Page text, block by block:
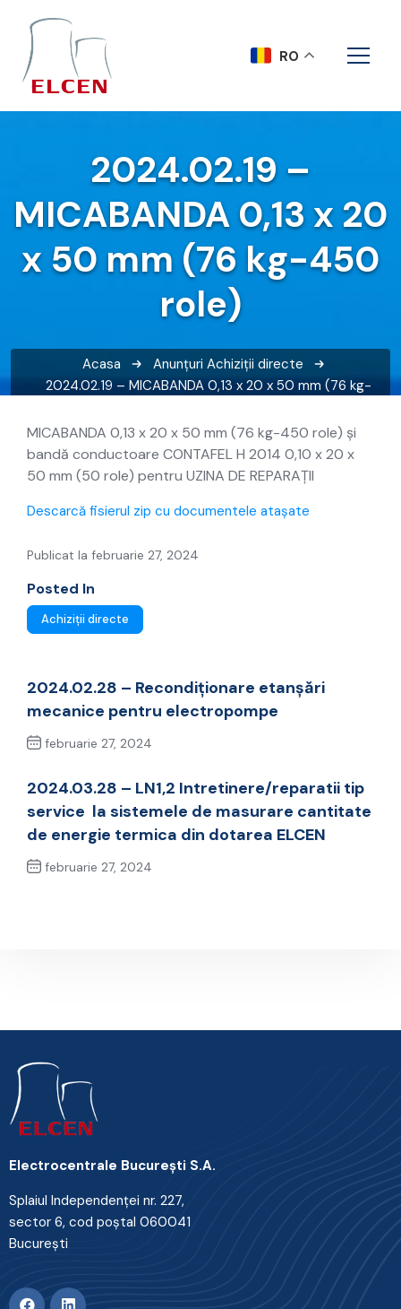
2024.02.19 –
MICABANDA 0,13 x 20
x 50 mm (76 kg-450
role)
Acasa Anunțuri Achiziții directe
2024.02.19 – MICABANDA 0,13 x 20 x 50 mm (76 kg-
MICABANDA 0,13 x 20 x 50 mm (76 kg-450 role) și
bandă conductoare CONTAFEL H 2014 0,10 x 20 x
50 mm (50 role) pentru UZINA DE REPARAȚII
Descarcă fisierul zip cu documentele atașate
Publicat la februarie 27, 2024
Posted In
Achiziții directe
2024.02.28 – Recondiționare etanșări
mecanice pentru electropompe
februarie 27, 2024
2024.03.28 – LN1,2 Intretinere/reparatii tip
service la sistemele de masurare cantitate
de energie termica din dotarea ELCEN
februarie 27, 2024
Electrocentrale Bucureşti S.A.
Splaiul Independenţei nr. 227,
sector 6, cod poştal 060041
Bucureşti
RO